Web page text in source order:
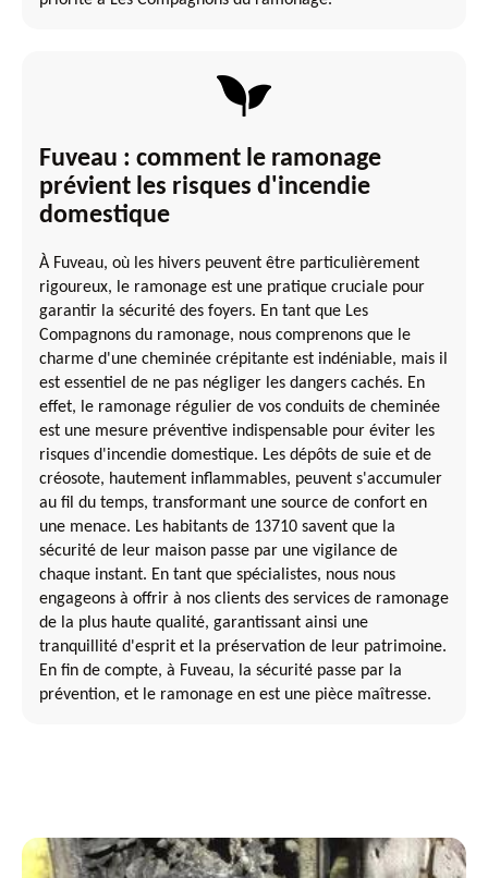
Fuveau : comment le ramonage
prévient les risques d'incendie
domestique
À Fuveau, où les hivers peuvent être particulièrement
rigoureux, le ramonage est une pratique cruciale pour
garantir la sécurité des foyers. En tant que Les
Compagnons du ramonage, nous comprenons que le
charme d'une cheminée crépitante est indéniable, mais il
est essentiel de ne pas négliger les dangers cachés. En
effet, le ramonage régulier de vos conduits de cheminée
est une mesure préventive indispensable pour éviter les
risques d'incendie domestique. Les dépôts de suie et de
créosote, hautement inflammables, peuvent s'accumuler
au fil du temps, transformant une source de confort en
une menace. Les habitants de 13710 savent que la
sécurité de leur maison passe par une vigilance de
chaque instant. En tant que spécialistes, nous nous
engageons à offrir à nos clients des services de ramonage
de la plus haute qualité, garantissant ainsi une
tranquillité d'esprit et la préservation de leur patrimoine.
En fin de compte, à Fuveau, la sécurité passe par la
prévention, et le ramonage en est une pièce maîtresse.